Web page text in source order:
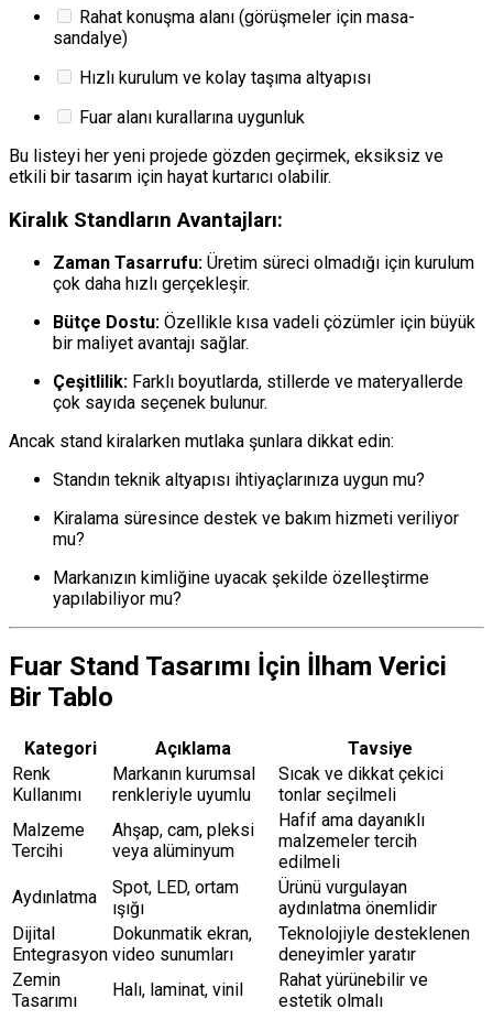
Rahat konuşma alanı (görüşmeler için masa-
sandalye)
Hızlı kurulum ve kolay taşıma altyapısı
Fuar alanı kurallarına uygunluk
Bu listeyi her yeni projede gözden geçirmek, eksiksiz ve
etkili bir tasarım için hayat kurtarıcı olabilir.
Kiralık Standların Avantajları:
Zaman Tasarrufu: Üretim süreci olmadığı için kurulum
çok daha hızlı gerçekleşir.
Bütçe Dostu: Özellikle kısa vadeli çözümler için büyük
bir maliyet avantajı sağlar.
Çeşitlilik: Farklı boyutlarda, stillerde ve materyallerde
çok sayıda seçenek bulunur.
Ancak stand kiralarken mutlaka şunlara dikkat edin:
Standın teknik altyapısı ihtiyaçlarınıza uygun mu?
Kiralama süresince destek ve bakım hizmeti veriliyor
mu?
Markanızın kimliğine uyacak şekilde özelleştirme
yapılabiliyor mu?
Fuar Stand Tasarımı İçin İlham Verici
Bir Tablo
Kategori Açıklama
Tavsiye
Renk
Kullanımı
Markanın kurumsal
renkleriyle uyumlu
Sıcak ve dikkat çekici
tonlar seçilmeli
Malzeme
Tercihi
Ahşap, cam, pleksi
veya alüminyum
Hafif ama dayanıklı
malzemeler tercih
edilmeli
Aydınlatma
Spot, LED, ortam
ışığı
Ürünü vurgulayan
aydınlatma önemlidir
Dijital
Entegrasyon
Dokunmatik ekran,
video sunumları
Teknolojiyle desteklenen
deneyimler yaratır
Zemin
Tasarımı
Halı, laminat, vinil
Rahat yürünebilir ve
estetik olmalı